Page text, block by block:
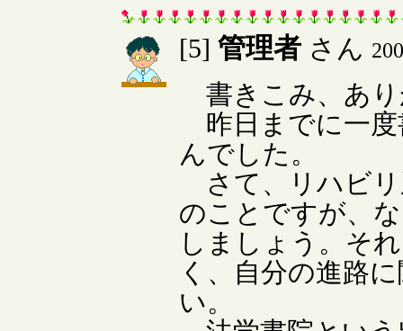
[5] 管理者 さん
書きこみ、あり
昨日までに一度
んでした。
さて、リハビリ
のことですが、
しましょう。そ
く、自分の進路
い。